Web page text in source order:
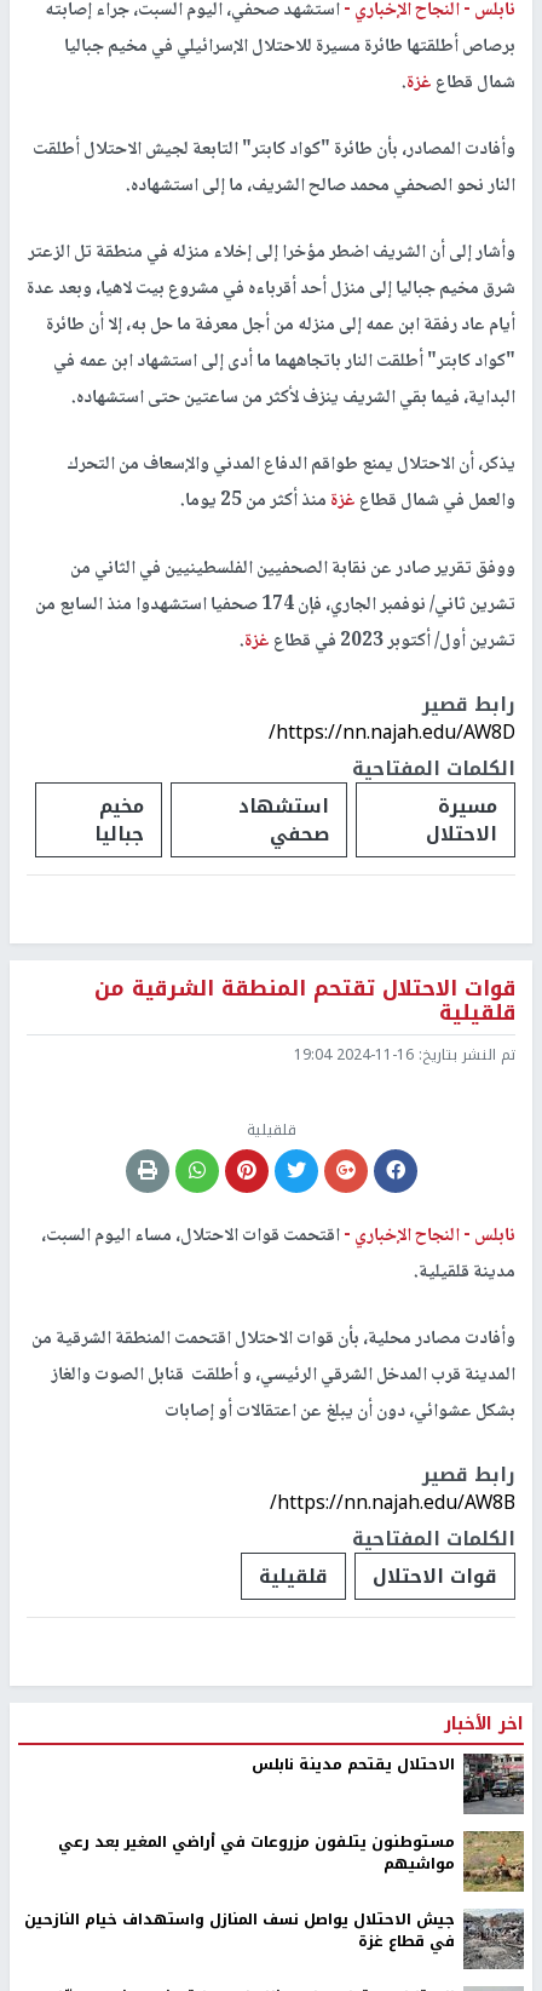
نابلس -النجاح الإخباري -استشهد صحفي، اليوم السبت، جراء إصابته
برصاص أطلقتها طائرة مسيرة للاحتلال الإسرائيلي في مخيم جباليا
شمال قطاعغزة.
وأفادت المصادر، بأن طائرة "كواد كابتر" التابعة لجيش الاحتلال أطلقت
النار نحو الصحفي محمد صالح الشريف، ما إلى استشهاده.
وأشار إلى أن الشريف اضطر مؤخرا إلى إخلاء منزله في منطقة تل الزعتر
شرق مخيم جباليا إلى منزل أحد أقرباءه في مشروع بيت لاهيا، وبعد عدة
أيام عاد رفقة ابن عمه إلى منزله من أجل معرفة ما حل به، إلا أن طائرة
"كواد كابتر" أطلقت النار باتجاههما ما أدى إلى استشهاد ابن عمه في
البداية، فيما بقي الشريف ينزف لأكثر من ساعتين حتى استشهاده.
يذكر، أن الاحتلال يمنع طواقم الدفاع المدني والإسعاف من التحرك
والعمل في شمال قطاعغزةمنذ أكثر من 25 يوما.
ووفق تقرير صادر عن نقابة الصحفيين الفلسطينيين في الثاني من
تشرين ثاني/ نوفمبر الجاري، فإن 174 صحفيا استشهدوا منذ السابع من
تشرين أول/ أكتوبر 2023 في قطاع
غزة.
رابط قصير
https://nn.najah.edu/AW8D/
الكلمات المفتاحية
مسيرة
الاحتلال
استشهاد
صحفي
مخيم
جباليا
قوات الاحتلال تقتحم المنطقة الشرقية من
قلقيلية
تم النشر بتاريخ: 2024-11-16 19:04
قلقيلية
نابلس - النجاح الإخباري -
اقتحمت قوات الاحتلال، مساء اليوم السبت،
مدينة قلقيلية.
وأفادت مصادر محلية، بأن قوات الاحتلال اقتحمت المنطقة الشرقية من
بشكل عشوائي، دون أن يبلغ عن اعتقالات أو إصابات
رابط قصير
https://nn.najah.edu/AW8B/
الكلمات المفتاحية
قوات الاحتلال
قلقيلية